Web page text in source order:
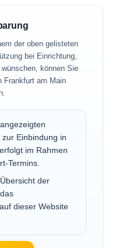
der oben gelisteten
bei Einrichtung,
können Sie
Frankfurt am Main
Einbindung in
im Rahmen
Termins.
Übersicht der
dieser Website